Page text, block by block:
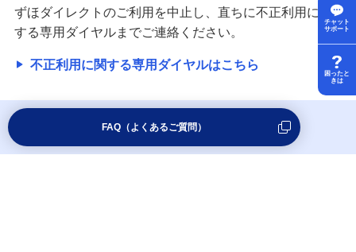
チャット
サポート
困ったと
きは
ずほダイレクトのご利用を中止し、直ちに不正利用に関
する専用ダイヤルまでご連絡ください。
不正利用に関する専用ダイヤルはこちら
FAQ（よくあるご質問）
困ったときは みずほダイレクト